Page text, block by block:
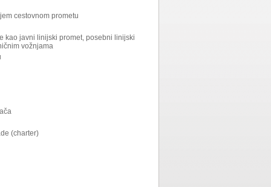
cestovnom prometu
kao javni linijski promet, posebni linijski
vožnjama
(charter)